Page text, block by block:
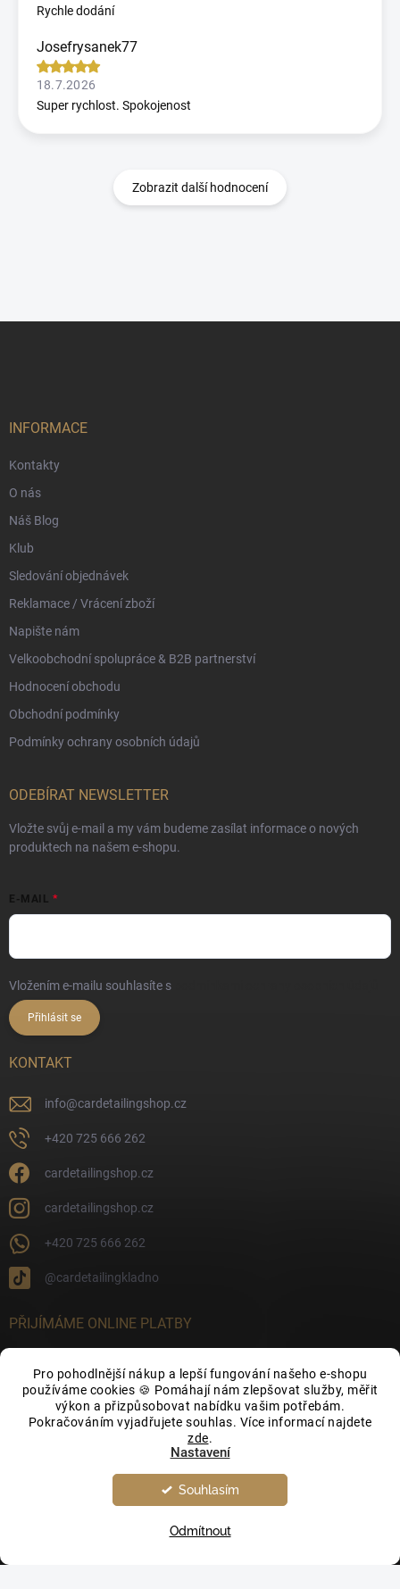
Pro pohodlnější nákup a lepší fungování našeho e-shopu
používáme cookies 🍪 Pomáhají nám zlepšovat služby, měřit
výkon a přizpůsobovat nabídku vašim potřebám.
Pokračováním vyjadřujete souhlas. Více informací najdete
zde.
Nastavení
Odmítnout
Souhlasím
Rychle dodání
Josefrysanek77
18.7.2026
Super rychlost. Spokojenost
Zobrazit další hodnocení
INFORMACE
Kontakty
O nás
Náš Blog
Klub
Sledování objednávek
Reklamace / Vrácení zboží
Napište nám
Velkoobchodní spolupráce & B2B partnerství
Hodnocení obchodu
Obchodní podmínky
Podmínky ochrany osobních údajů
ODEBÍRAT NEWSLETTER
Vložte svůj e-mail a my vám budeme zasílat informace o nových
produktech na našem e-shopu.
E-MAIL
Vložením e-mailu souhlasíte s
Přihlásit se
KONTAKT
info@cardetailingshop.cz
+420 725 666 262
cardetailingshop.cz
cardetailingshop.cz
+420 725 666 262
@cardetailingkladno
PŘIJÍMÁME ONLINE PLATBY
FACEBOOK
CarDetailingShop.cz. Všechna práva vyhrazena.